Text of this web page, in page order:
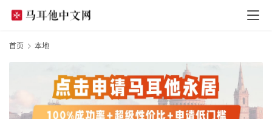
首页 本地